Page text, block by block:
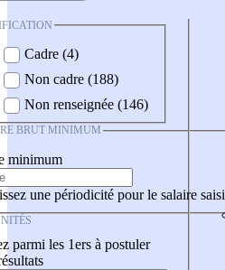
Cadre (4)
Non cadre (188)
Non renseignée (146)
BRUT MINIMUM
minimum
une périodicité pour le salaire saisi
parmi les 1ers à postuler